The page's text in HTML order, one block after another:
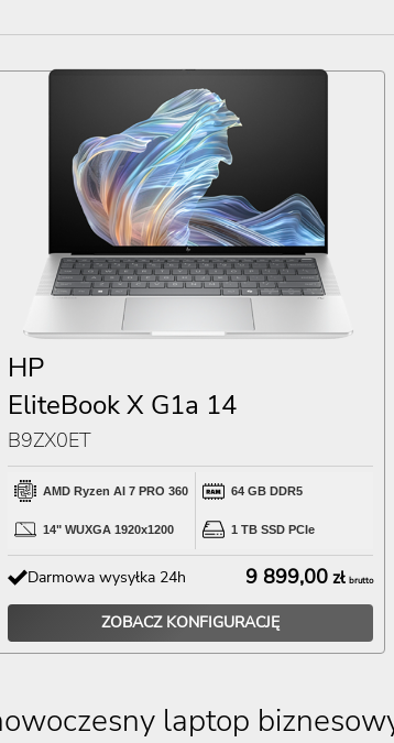
HP
EliteBook X G1a 14
B9ZX0ET
AMD Ryzen AI 7 PRO 360 64 GB DDR5
14" WUXGA 1920x1200 1 TB SSD PCIe
Darmowa wysyłka 24h 9 899,00zł brutto
ZOBACZ KONFIGURACJĘ
laptop